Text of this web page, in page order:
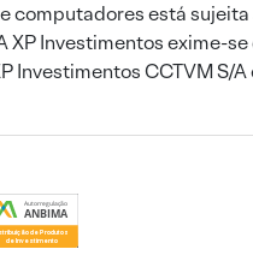
computadores está
Investimentos exime-
Investimentos CCTVM